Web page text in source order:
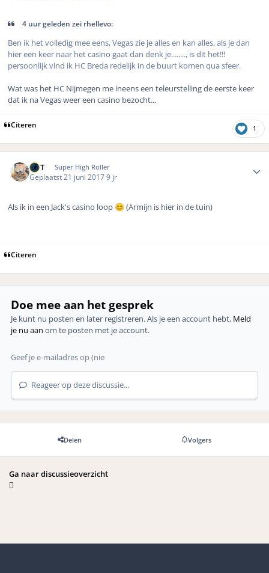
4 uur geleden zei rhellevo:
Ben ik het volledig mee eens, Vegas zie je alles en kan alles, als je dan
hier een keer naar het casino gaat dan denk je........, is dit het!!!
persoonlijk vind ik HC Breda redelijk in de buurt komen qua sfeer.
Wat was het HC Nijmegen me ineens een teleurstelling de eerste keer
dat ik na Vegas weer een casino bezocht...
Citeren 1
MrT Super High Roller
Geplaatst 21 juni 20179 jr
Als ik in een Jack's casino loop 😊 (Armijn is hier in de tuin)
Citeren
Doe mee aan het gesprek
Je kunt nu posten en later registreren. Als je een account hebt, Meld
je nu aan om te posten met je account.
Reageer op deze discussie...
Delen Volgers
Ga naar discussieoverzicht